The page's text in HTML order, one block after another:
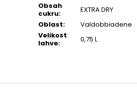
Obsah
cukru:
EXTRA DRY
Oblast:
Valdobbiadene
Velikost
lahve: 0,75 L